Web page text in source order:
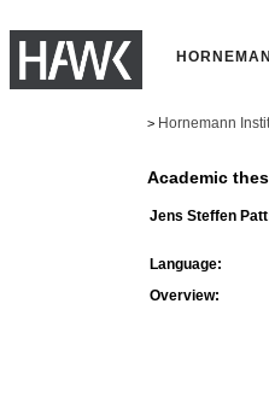
> Hornemann
Academic
Jens Steffen
Language:
Overview: